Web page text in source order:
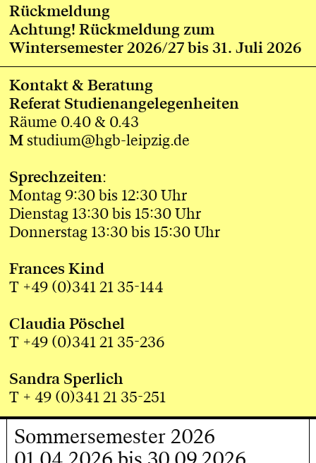
Rückmeldung
Achtung!Rückmeldung zum
Wintersemester 2026/27 bis 31. Juli 2026
Kontakt & Beratung
Referat Studienangelegenheiten
Räume 0.40 & 0.43
M studium@hgb-leipzig.de
Sprechzeiten:
Montag 9:30 bis 12:30 Uhr
Dienstag 13:30 bis 15:30 Uhr
Donnerstag 13:30 bis 15:30 Uhr
Frances Kind
T +49 (0)341 21 35-144
Claudia Pöschel
T +49 (0)341 21 35-236
Sandra Sperlich
T + 49 (0)341 21 35-251
Sommersemester 2026